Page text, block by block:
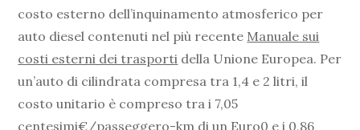
costo esterno dell’inquinamento atmosferico per
auto diesel contenuti nel più recente Manuale sui
costi esterni dei trasporti della Unione Europea. Per
un’auto di cilindrata compresa tra 1,4 e 2 litri, il
costo unitario è compreso tra i 7,05
centesimi€/passeggero-km di un Euro0 e i 0,86